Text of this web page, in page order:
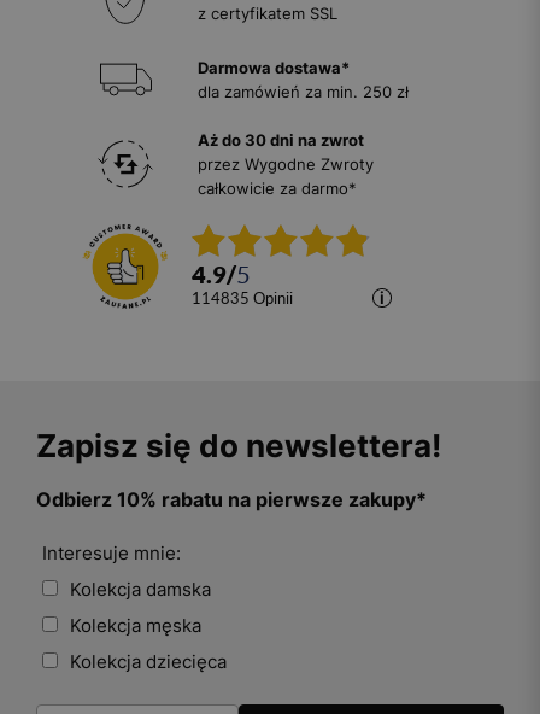
z certyfikatem SSL
Darmowa dostawa*
dla zamówień za min. 250 zł
Aż do 30 dni na zwrot
przez Wygodne Zwroty
całkowicie za darmo*
4.9/5
114835 opinii
Zapisz się do newslettera!
Odbierz 10% rabatu na pierwsze zakupy*
Interesuje mnie:
Kolekcja damska
Kolekcja męska
Kolekcja dziecięca